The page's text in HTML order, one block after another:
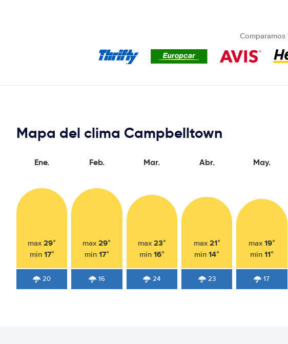
Comparamos
Mapa del clima Campbelltown
Ene.
max29°
min 17°
20
Feb.
max29°
min 17°
16
Mar.
max 23°
min 16°
24
Abr.
max 21°
min14°
23
May.
max 19°
min 11°
17